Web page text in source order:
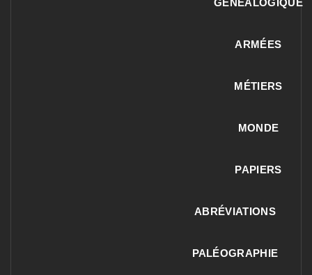
GÉNÉALOGIQUE
ARMÉES
MÉTIERS
MONDE
PAPIERS
ABRÉVIATIONS
PALÉOGRAPHIE